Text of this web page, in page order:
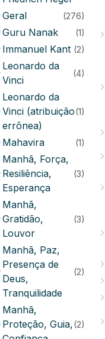
Geral (276)
Guru Nanak (1)
Immanuel Kant (2)
Leonardo da
Vinci
(4)
Leonardo da
Vinci (atribuição
errônea)
(1)
Mahavira (1)
Manhã, Força,
Resiliência,
Esperança
(3)
Manhã,
Gratidão,
Louvor
(3)
Manhã, Paz,
Presença de
Deus,
Tranquilidade
(2)
Manhã,
Proteção, Guia,(2)